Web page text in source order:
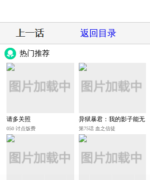
返回目录
热门推荐
请多关照
050 讨点饭费
异狱暴君：我的影子能无
限进化
第75话 血之信徒